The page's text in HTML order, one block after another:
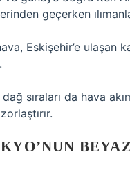
geçerken
Eskişehir’e ulaşan
sıraları da hava